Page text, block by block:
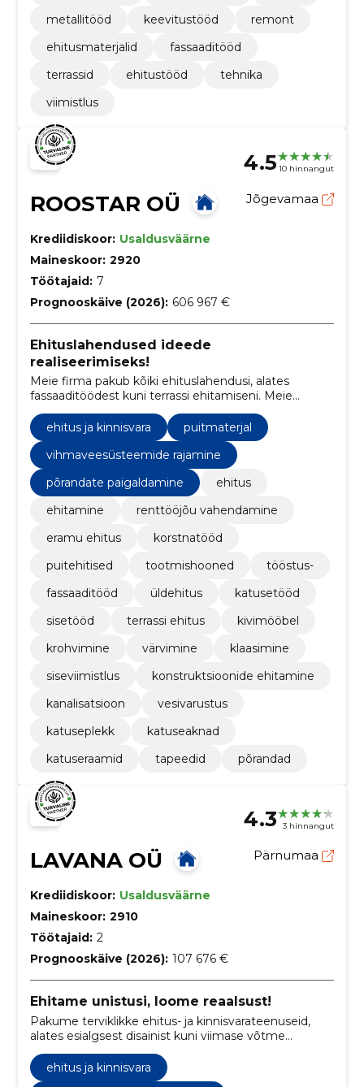
metallitööd
keevitustööd
remont
ehitusmaterjalid
fassaaditööd
terrassid
ehitustööd
tehnika
viimistlus
4.5 10 hinnangut
ROOSTAR OÜ Jõgevamaa
Krediidiskoor: Usaldusväärne
Maineskoor: 2920
Töötajaid: 7
Prognooskäive (2026): 606 967 €
Ehituslahendused ideede
realiseerimiseks!
Meie firma pakub kõiki ehituslahendusi, alates
fassaaditöödest kuni terrassi ehitamiseni. Meie
eesmärk on pakkuda parimat teenust ja kvaliteetseid
tulemusi, mis kestavad pikka aega.
ehitus ja kinnisvara
puitmaterjal
vihmaveesüsteemide rajamine
põrandate paigaldamine
ehitus
ehitamine
renttööjõu vahendamine
eramu ehitus
korstnatööd
puitehitised
tootmishooned
tööstus-
fassaaditööd
üldehitus
katusetööd
sisetööd
terrassi ehitus
kivimööbel
krohvimine
värvimine
klaasimine
siseviimistlus
konstruktsioonide ehitamine
kanalisatsioon
vesivarustus
katuseplekk
katuseaknad
katuseraamid
tapeedid põrandad
4.3 3 hinnangut
LAVANA OÜ Pärnumaa
Krediidiskoor: Usaldusväärne
Maineskoor: 2910
Töötajaid: 2
Prognooskäive (2026): 107 676 €
Ehitame unistusi, loome reaalsust!
Pakume terviklikke ehitus- ja kinnisvarateenuseid,
alates esialgsest disainist kuni viimase võtme
üleandmiseni.
ehitus ja kinnisvara